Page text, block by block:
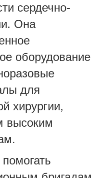
сердечно-
Она
оборудование
для
хирургии,
высоким